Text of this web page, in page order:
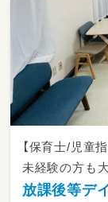
グ
・保
★「
て活
の環
【保育士/児童
未経験の方も
放課後等デ